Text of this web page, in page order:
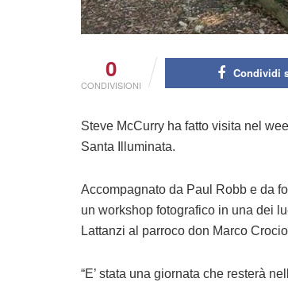
0
CONDIVISIONI
Condividi
Steve McCurry ha fatto visita nel
Santa Illuminata.
Accompagnato da Paul Robb e da
un workshop fotografico in una dei
Lattanzi al parroco don Marco
“E’ stata una giornata che resterà